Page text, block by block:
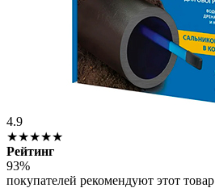
4.9
★★★★★
Рейтинг
93%
покупателей рекомендуют этот товар